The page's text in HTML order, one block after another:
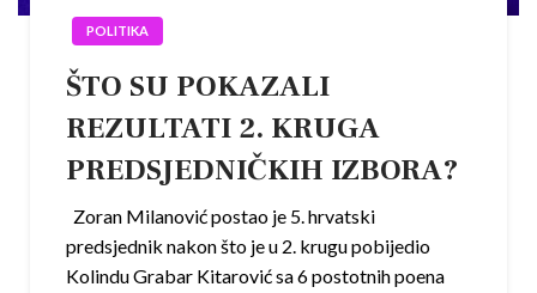
POLITIKA
ŠTO SU POKAZALI
REZULTATI 2. KRUGA
PREDSJEDNIČKIH IZBORA?
Zoran Milanović postao je 5. hrvatski
predsjednik nakon što je u 2. krugu pobijedio
Kolindu Grabar Kitarović sa 6 postotnih poena